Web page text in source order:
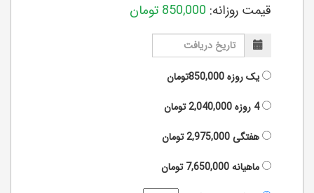
قیمت روزانه: 850,000 تومان
یک روزه850,000تومان
4 روزه
2,040,000تومان
هفتگی2,975,000تومان
ماهیانه7,650,000تومان